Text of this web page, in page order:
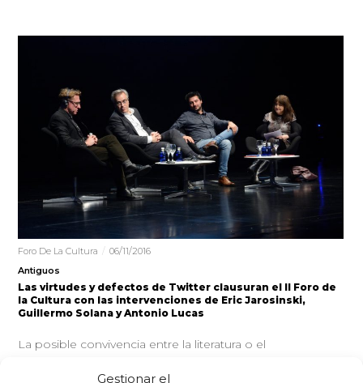
Gestionar el
Foro De La Cultura
06/11/2016
Antiguos
Las virtudes y defectos de Twitter clausuran el II Foro de
la Cultura con las intervenciones de Eric Jarosinski,
Guillermo Solana y Antonio Lucas
La posible convivencia entre la literatura o el